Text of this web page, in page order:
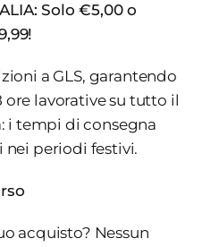
Solo €5,00 o
a GLS, garantendo
lavorative su tutto il
i tempi di consegna
nei periodi festivi.
acquisto? Nessun